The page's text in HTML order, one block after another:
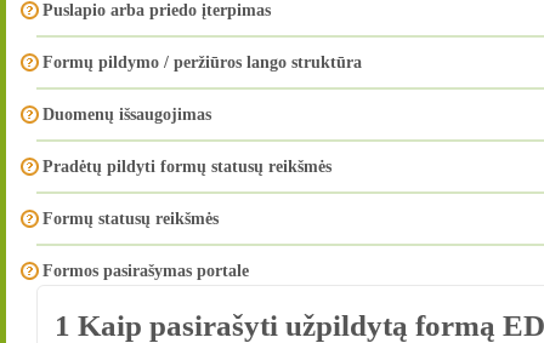
Puslapio arba priedo įterpimas
Formų pildymo / peržiūros lango struktūra
Duomenų išsaugojimas
Pradėtų pildyti formų statusų reikšmės
Formų statusų reikšmės
Formos pasirašymas portale
1 Kaip pasirašyti užpildytą formą